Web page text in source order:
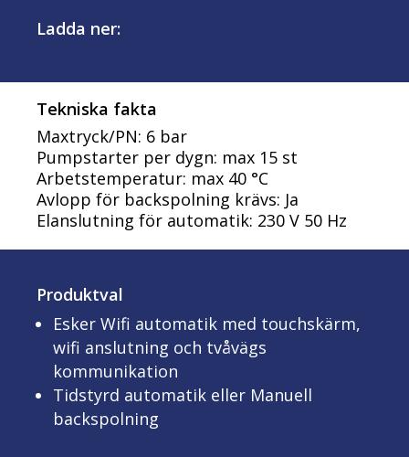
Ladda ner:
Tekniska fakta
Maxtryck/PN: 6 bar
Pumpstarter per dygn: max 15 st
Arbetstemperatur: max 40 °C
Avlopp för backspolning krävs: Ja
Elanslutning för automatik: 230 V 50 Hz
Produktval
Esker Wifi automatik med touchskärm,
wifi anslutning och tvåvägs
kommunikation
Tidstyrd automatik eller Manuell
backspolning